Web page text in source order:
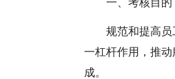
一、考核目的
规范和提高
一杠杆作用，推
成。